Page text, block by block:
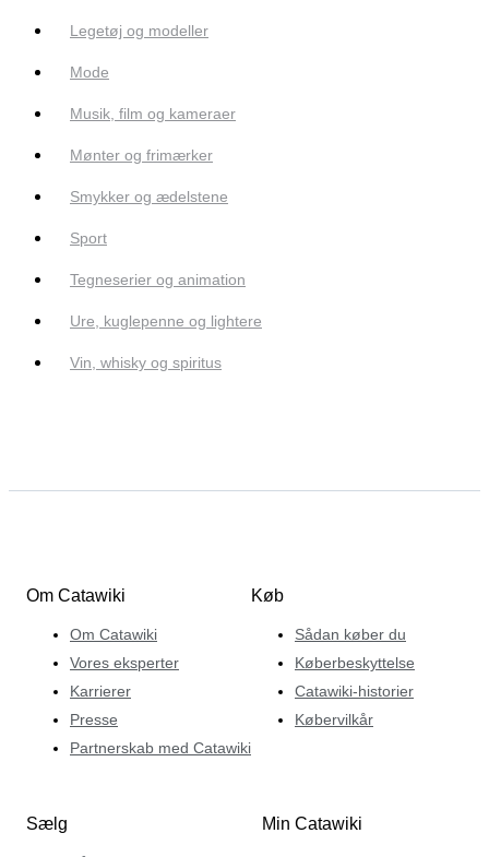
Legetøj og modeller
Mode
Musik, film og kameraer
Mønter og frimærker
Smykker og ædelstene
Sport
Tegneserier og animation
Ure, kuglepenne og lightere
Vin, whisky og spiritus
Om Catawiki
Om Catawiki
Vores eksperter
Karrierer
Presse
Partnerskab med Catawiki
Køb
Sådan køber du
Køberbeskyttelse
Catawiki-historier
Købervilkår
Sælg Min Catawiki